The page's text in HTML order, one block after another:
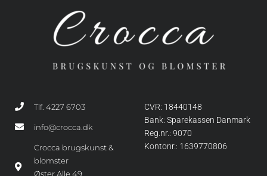
Tlf. 4227 6703
info@crocca.dk
Crocca brugskunst &
blomster
Øster Alle 49,
CVR: 18440148
Bank: Sparekassen Danmark
Reg.nr.: 9070
Kontonr.: 1639770806